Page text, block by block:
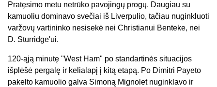
Pratęsimo metu netrūko pavojingų progų. Daugiau su
kamuoliu dominavo svečiai iš Liverpulio, tačiau nuginkluoti
varžovų vartininko nesisekė nei Christianui Benteke, nei
D. Sturridge'ui.
120-ąją minutę "West Ham" po standartinės situacijos
išplėšė pergalę ir kelialapį į kitą etapą. Po Dimitri Payeto
pakelto kamuolio galva Simoną Mignolet nuginklavo ir